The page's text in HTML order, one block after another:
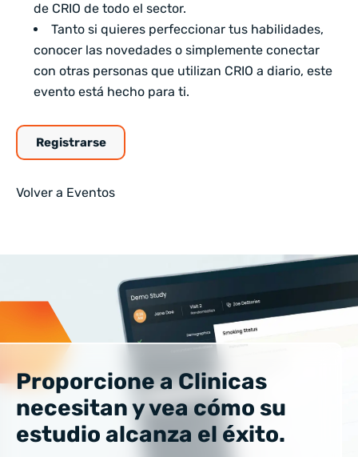
de CRIO de todo el sector.
Tanto si quieres perfeccionar tus habilidades,
conocer las novedades o simplemente conectar
con otras personas que utilizan CRIO a diario, este
evento está hecho para ti.
Registrarse
Volver a Eventos
Proporcione a Clinicas
necesitan y vea cómo su
estudio alcanza el éxito.